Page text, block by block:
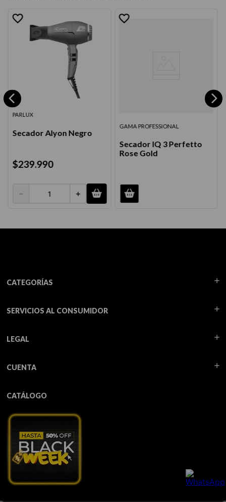
PARLUX
Secador Alyon Negro
$239.990
＋
－
GAMA PROFESSIONAL
Secador IQ 3 Perfetto
Rose Gold
CATEGORÍAS
SERVICIOS AL CONSUMIDOR
LEGAL
CUENTA
CATÁLOGO